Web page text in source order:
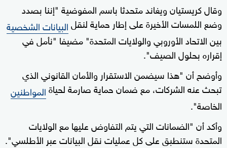
وقال كريستيان ويغاند متحدثا باسم المفوضية "إننا بصدد
وضع اللمسات الأخيرة على إطار حماية لنقلالبيانات الشخصية
بين الاتحاد الأوروبي والولايات المتحدة" مضيفا "نأمل في
إقراره بحلول الصيف".
وأوضح أن "هذا سيضمن الاستقرار والأمان القانوني الذي
تبحث عنه الشركات، مع ضمان حماية صارمة لحياةالمواطنين
الخاصة".
وأكد أن "الضمانات التي يتم التفاوض عليها مع الولايات
المتحدة ستنطبق على كل عمليات نقل البيانات عبر الأطلسي".